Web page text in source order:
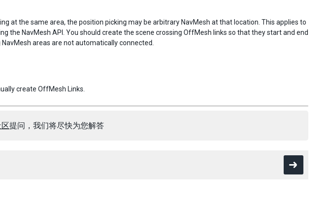
at the same area, the position picking may be arbitrary NavMesh at that location. This applies to
the NavMesh API. You should create the scene crossing OffMesh links so that they start and end
areas are not automatically connected.
create OffMesh Links.
提问，我们将尽快为您解答